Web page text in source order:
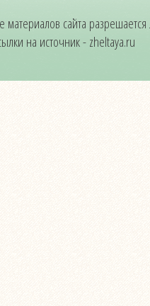
сайта
на источник - zheltaya.ru